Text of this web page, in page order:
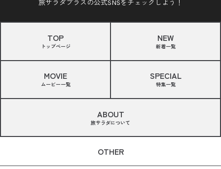
旅サラダプラスの公式SNSをチェックしよう！
TOP
トップページ
NEW
新着一覧
MOVIE
ムービー一覧
SPECIAL
特集一覧
ABOUT
旅サラダについて
OTHER